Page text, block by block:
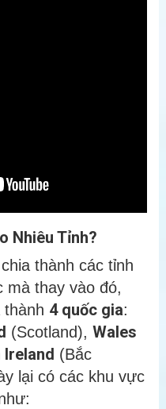
Nhiêu Tỉnh?
thành các tỉnh
mà thay vào đó,
4 quốc gia:
(Scotland), Wales
Ireland (Bắc
lại có các khu vực